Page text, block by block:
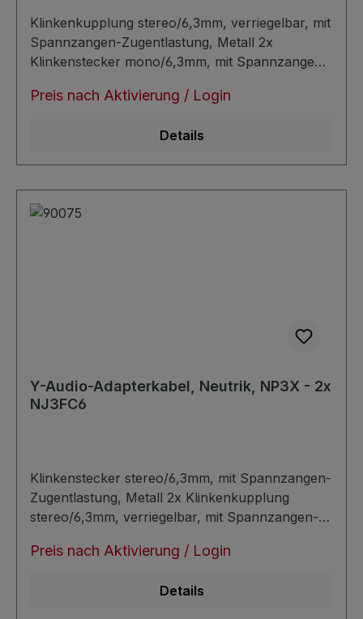
Klinkenkupplung stereo/6,3mm, verriegelbar, mit
Spannzangen-Zugentlastung, Metall 2x
Klinkenstecker mono/6,3mm, mit Spannzangen-
3,8mm symmetrisch sehr verlustarm
Preis nach Aktivierung / Login
Details
Y-Audio-Adapterkabel, Neutrik, NP3X - 2x
NJ3FC6
Klinkenstecker stereo/6,3mm, mit Spannzangen-
Zugentlastung, Metall 2x Klinkenkupplung
stereo/6,3mm, verriegelbar, mit Spannzangen-
symmetrisch Flachkabel: 2x ca. 3,0mm 2x
Preis nach Aktivierung / Login
Details